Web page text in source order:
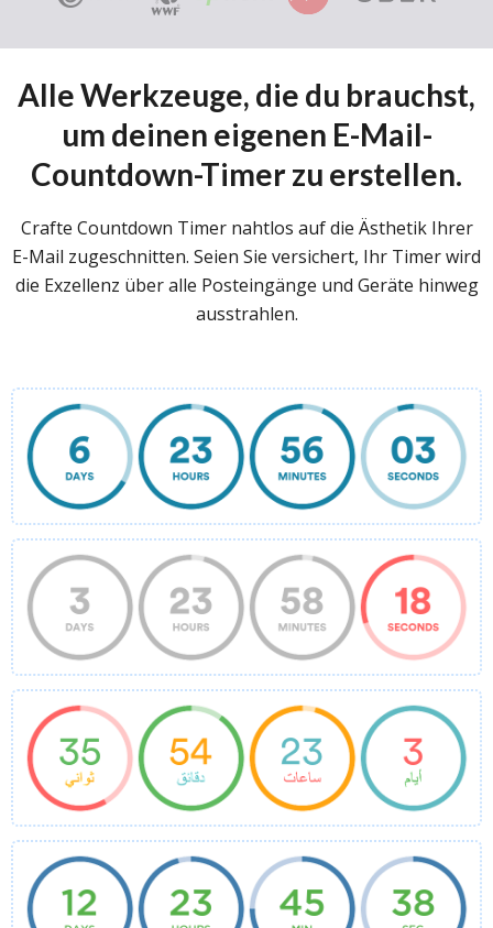
Alle Werkzeuge, die du brauchst,
um deinen eigenen E-Mail-
Countdown-Timer zu erstellen.
Crafte Countdown Timer nahtlos auf die Ästhetik Ihrer
E-Mail zugeschnitten. Seien Sie versichert, Ihr Timer wird
die Exzellenz über alle Posteingänge und Geräte hinweg
ausstrahlen.